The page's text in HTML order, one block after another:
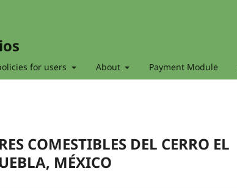
for users About Payment Module
COMESTIBLES DEL CERRO EL
MÉXICO